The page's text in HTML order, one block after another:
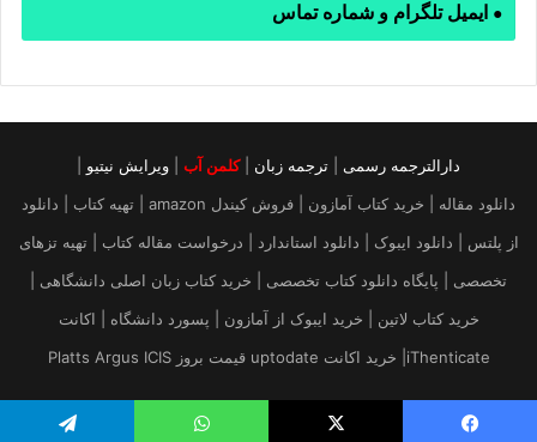
● ایمیل تلگرام و شماره تماس
دارالترجمه رسمی ترجمه زبان |کلمن آب ویرایش نیتیو
دانلود مقاله | خرید کتاب آمازون | فروش کیندل amazon | تهیه کتاب | دانلود
از پلتس | دانلود ایبوک | دانلود استاندارد | درخواست مقاله کتاب | تهیه تزهای
تخصصی | پایگاه دانلود کتاب تخصصی | خرید کتاب زبان اصلی دانشگاهی |
خرید کتاب لاتین | خرید ایبوک از آمازون | پسورد دانشگاه | اکانت
iThenticate| خريد اكانت uptodate قیمت بروز Platts Argus ICIS